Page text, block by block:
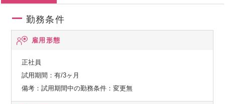
勤務条件
雇用形態
正社員
試用期間：有/3ヶ月
備考：試用期間中の勤務条件：変更無